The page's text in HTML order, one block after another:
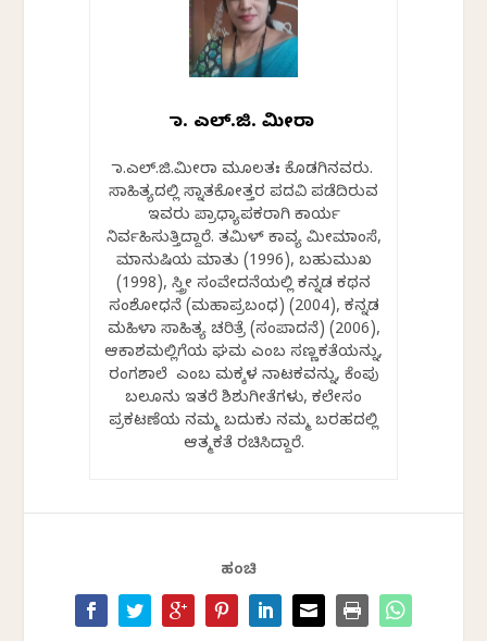
ಡಾ. ಎಲ್.ಜಿ. ಮೀರಾ
ಡಾ.ಎಲ್.ಜಿ.ಮೀರಾ ಮೂಲತಃ ಕೊಡಗಿನವರು.
ಸಾಹಿತ್ಯದಲ್ಲಿ ಸ್ನಾತಕೋತ್ತರ ಪದವಿ ಪಡೆದಿರುವ
ಇವರು ಪ್ರಾಧ್ಯಾಪಕರಾಗಿ ಕಾರ್ಯ
ನಿರ್ವಹಿಸುತ್ತಿದ್ದಾರೆ. ತಮಿಳ್ ಕಾವ್ಯ ಮೀಮಾಂಸೆ,
ಮಾನುಷಿಯ ಮಾತು (1996), ಬಹುಮುಖ
(1998), ಸ್ತ್ರೀ ಸಂವೇದನೆಯಲ್ಲಿ ಕನ್ನಡ ಕಥನ
ಸಂಶೋಧನೆ (ಮಹಾಪ್ರಬಂಧ) (2004), ಕನ್ನಡ
ಮಹಿಳಾ ಸಾಹಿತ್ಯ ಚರಿತ್ರೆ (ಸಂಪಾದನೆ) (2006),
ಆಕಾಶಮಲ್ಲಿಗೆಯ ಘಮ ಎಂಬ ಸಣ್ಣಕತೆಯನ್ನು,
ರಂಗಶಾಲೆ ಎಂಬ ಮಕ್ಕಳ ನಾಟಕವನ್ನು, ಕೆಂಪು
ಬಲೂನು ಇತರೆ ಶಿಶುಗೀತೆಗಳು, ಕಲೇಸಂ
ಪ್ರಕಟಣೆಯ ನಮ್ಮ ಬದುಕು ನಮ್ಮ ಬರಹದಲ್ಲಿ
ಆತ್ಮಕತೆ ರಚಿಸಿದ್ದಾರೆ.
ಹಂಚಿ